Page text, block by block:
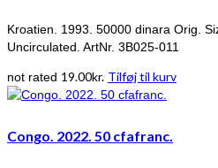
Kroatien. 1993. 50000 dinara Orig.
Uncirculated. ArtNr. 3B025-011
not rated 19.00kr. Tilføj til kurv
Congo. 2022. 50 cfafranc.